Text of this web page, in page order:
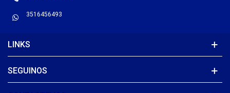
3516456493
LINKS
SEGUINOS